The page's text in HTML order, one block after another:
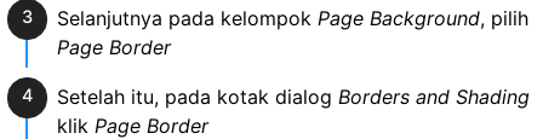
Selanjutnya pada kelompok Page Background, pilih
Page Border
Setelah itu, pada kotak dialog Borders and Shading
klik Page Border